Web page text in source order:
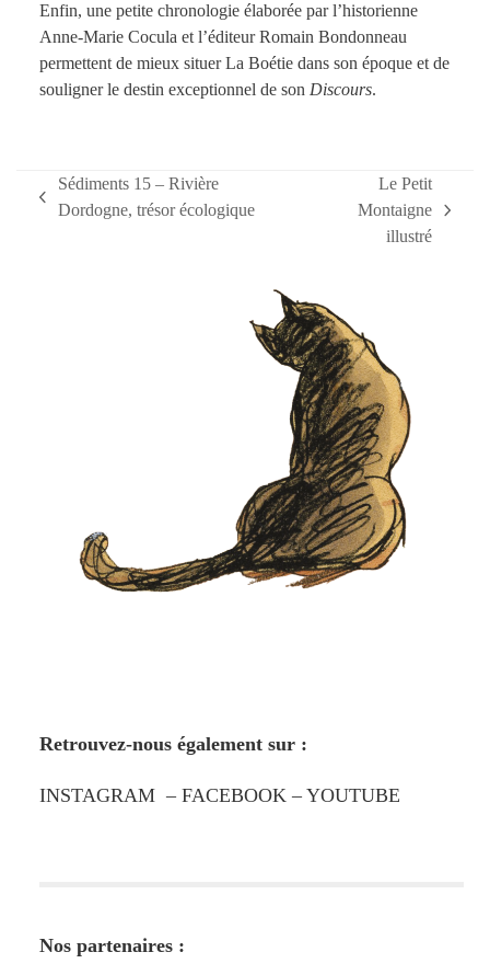
Enfin, une petite chronologie élaborée par l’historienne
Anne-Marie Cocula et l’éditeur Romain Bondonneau
permettent de mieux situer La Boétie dans son époque et de
souligner le destin exceptionnel de son Discours.
previous
Sédiments 15 – Rivière
Dordogne, trésor écologique
Le Petit
Montaigne
illustré
Retrouvez-nous également sur :
INSTAGRAM– FACEBOOK – YOUTUBE
Nos partenaires :